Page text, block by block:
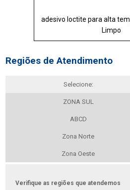
adesivo loctite para alta
Limpo
Regiões de Atendimento
Selecione:
ZONA SUL
ABCD
Zona Norte
Zona Oeste
Verifique as regiões que atendemos